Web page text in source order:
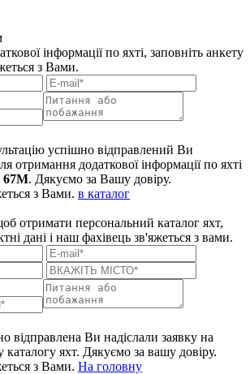
інформації по яхті, заповніть анкету
з Вами.
успішно відправлений Ви
отримання додаткової інформації по яхті
. Дякуємо за Вашу довіру.
з Вами. в каталог
отримати персональний каталог яхт,
дані і наш фахівець зв'яжеться з вами.
відправлена Ви надіслали заявку на
каталогу яхт. Дякуємо за вашу довіру.
з Вами. На головну